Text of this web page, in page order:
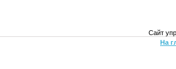
Сайт
На